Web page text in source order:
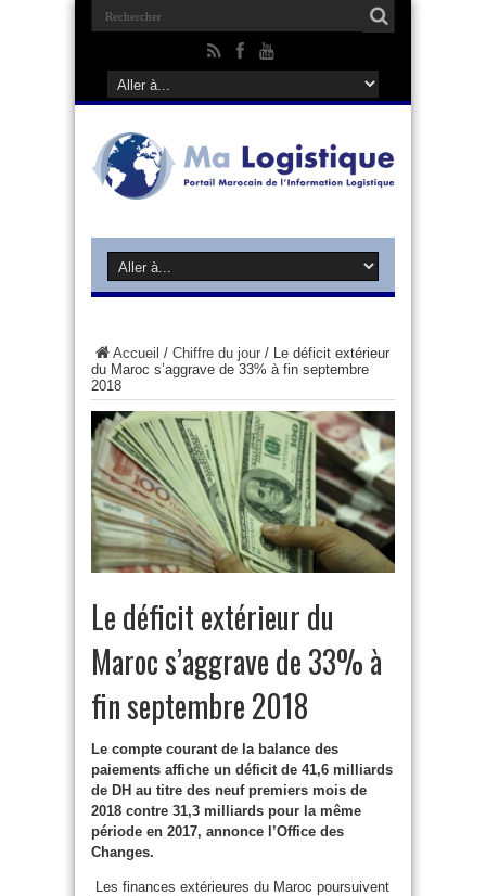
Accueil / Chiffre du jour / Le déficit extérieur
du Maroc s’aggrave de 33% à fin septembre
2018
Le déficit extérieur du
Maroc s’aggrave de 33% à
fin septembre 2018
Le compte courant de la balance des
paiements affiche un déficit de 41,6 milliards
de DH au titre des neuf premiers mois de
2018 contre 31,3 milliards pour la même
période en 2017, annonce l’Office des
Changes.
Les finances extérieures du Maroc poursuivent